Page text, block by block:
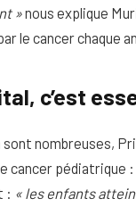
»nous explique
le cancer chaque
c’est
nombreuses,
pédiatrique :
: « les enfants